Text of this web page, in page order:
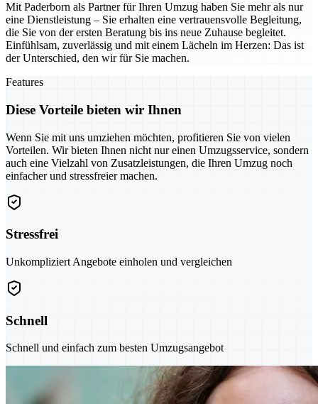
Mit Paderborn als Partner für Ihren Umzug haben Sie mehr als nur
eine Dienstleistung – Sie erhalten eine vertrauensvolle Begleitung,
die Sie von der ersten Beratung bis ins neue Zuhause begleitet.
Einfühlsam, zuverlässig und mit einem Lächeln im Herzen: Das ist
der Unterschied, den wir für Sie machen.
Features
Diese Vorteile bieten wir Ihnen
Wenn Sie mit uns umziehen möchten, profitieren Sie von vielen
Vorteilen. Wir bieten Ihnen nicht nur einen Umzugsservice, sondern
auch eine Vielzahl von Zusatzleistungen, die Ihren Umzug noch
einfacher und stressfreier machen.
Stressfrei
Unkompliziert Angebote einholen und vergleichen
Schnell
Schnell und einfach zum besten Umzugsangebot